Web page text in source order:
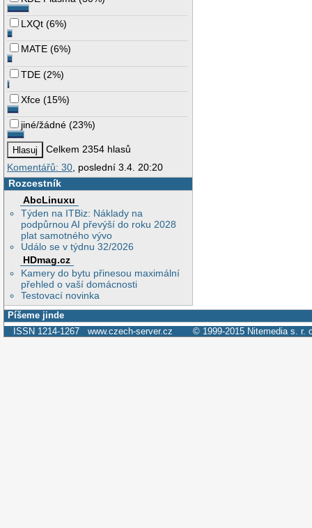
LXQt (6%)
MATE (6%)
TDE (2%)
Xfce (15%)
jiné/žádné (23%)
Celkem 2354 hlasů
Komentářů: 30 , poslední 3.4. 20:20
Rozcestník
AbcLinuxu
Týden na ITBiz: Náklady na
podpůrnou AI převýší do roku 2028
plat samotného vývo
Událo se v týdnu 32/2026
HDmag.cz
Kamery do bytu přinesou maximální
přehled o vaší domácnosti
Testovací novinka
Píšeme jinde
ISSN 1214-1267 www.czech-server.cz © 1999-2015 Nitemedia s. r.